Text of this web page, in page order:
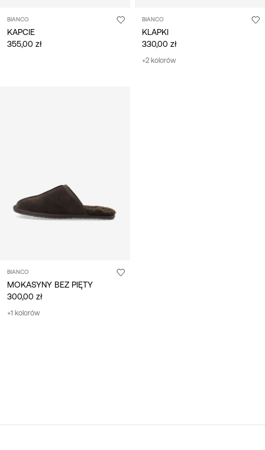
BIANCO
KAPCIE
355,00 zł
BIANCO
KLAPKI
330,00 zł
+2 kolorów
BIANCO
MOKASYNY BEZ PIĘTY
300,00 zł
+1 kolorów